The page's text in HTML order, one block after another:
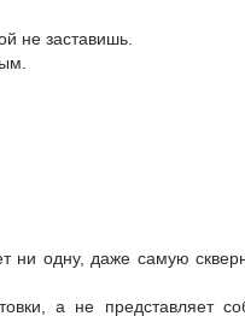
не заставишь.
ни одну, даже самую
а не представляет